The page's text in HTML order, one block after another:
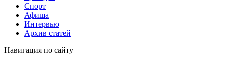
Спорт
Афиша
Интервью
Архив статей
Навигация по сайту